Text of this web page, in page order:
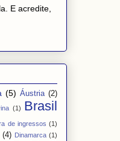
E acredite,
(5) Áustria (2)
(1) Brasil
de ingressos (1)
(4) Dinamarca (1)